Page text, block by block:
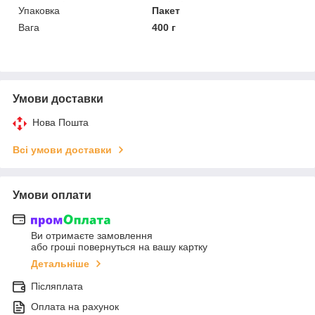
Упаковка
Пакет
Вага
400 г
Умови доставки
Нова Пошта
Всі умови доставки
Умови оплати
Ви отримаєте замовлення
або гроші повернуться на вашу картку
Детальніше
Післяплата
Оплата на рахунок